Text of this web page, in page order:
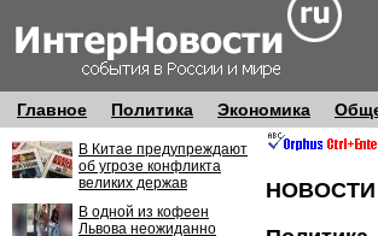
Главное Политика Экономика
В Китае предупреждают
об угрозе конфликта
великих держав
В одной из кофеен
Львова неожиданно
НОВОСТИ